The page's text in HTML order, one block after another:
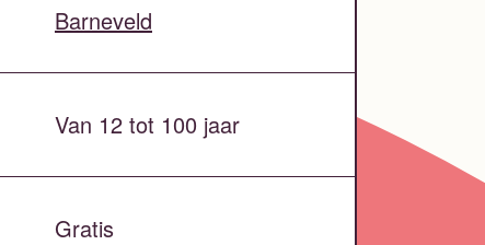
Barneveld
Van 12 tot 100 jaar
Gratis